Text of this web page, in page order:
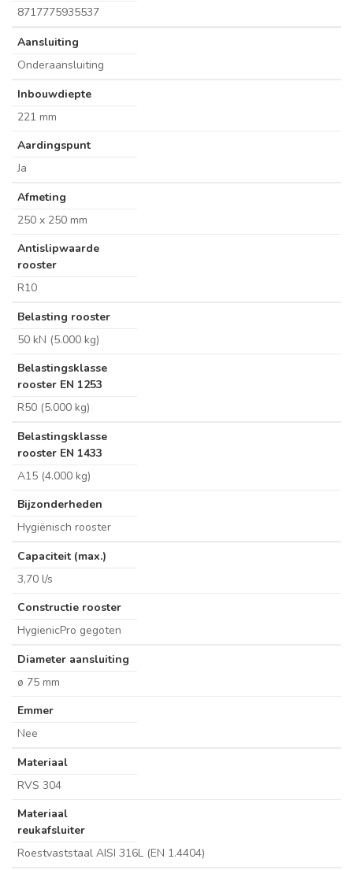
8717775935537
Aansluiting
Onderaansluiting
Inbouwdiepte
221 mm
Aardingspunt
Ja
Afmeting
250 x 250 mm
Antislipwaarde
rooster
R10
Belasting rooster
50 kN (5.000 kg)
Belastingsklasse
rooster EN 1253
R50 (5.000 kg)
Belastingsklasse
rooster EN 1433
A15 (4.000 kg)
Bijzonderheden
Hygiënisch rooster
Capaciteit (max.)
3,70 l/s
Constructie rooster
HygienicPro gegoten
Diameter aansluiting
ø 75 mm
Emmer
Nee
Materiaal
RVS 304
Materiaal
reukafsluiter
Roestvaststaal AISI 316L (EN 1.4404)